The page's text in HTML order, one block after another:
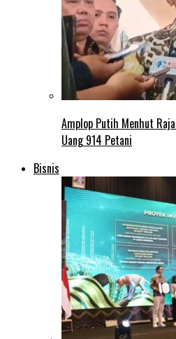
Amplop Putih Menhut
Uang 914 Petani
Bisnis